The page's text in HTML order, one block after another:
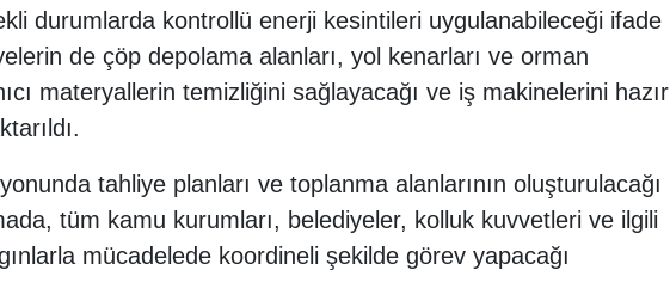
durumlarda kontrollü enerji kesintileri uygulanabileceği ifade
de çöp depolama alanları, yol kenarları ve orman
materyallerin temizliğini sağlayacağı ve iş makinelerini hazır
tahliye planları ve toplanma alanlarının oluşturulacağı
tüm kamu kurumları, belediyeler, kolluk kuvvetleri ve ilgili
mücadelede koordineli şekilde görev yapacağı